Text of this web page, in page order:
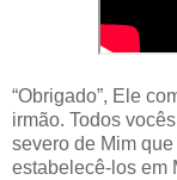
“Obrigado”, Ele
irmão. Todos
severo de Mim
estabelecê-los em